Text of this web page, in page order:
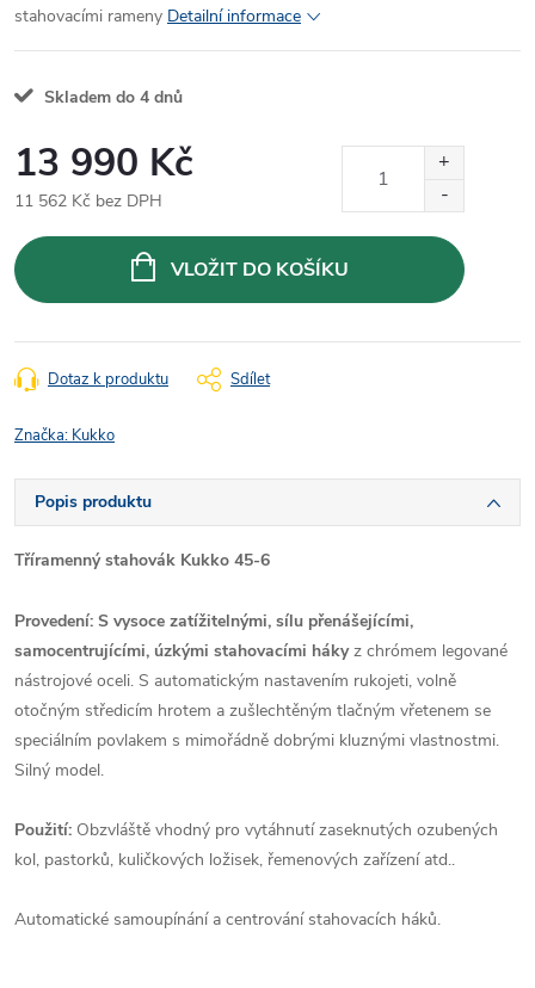
stahovacími rameny Detailní informace
Skladem do 4 dnů
13 990 Kč
11 562 Kč bez DPH
cena:
VLOŽIT DO KOŠÍKU
Dotaz k produktu Sdílet
Značka: Kukko
Popis produktu
Tříramenný stahovák Kukko 45-6
Provedení: S vysoce zatížitelnými, sílu přenášejícími,
samocentrujícími, úzkými stahovacími hákyz chrómem legované
nástrojové oceli. S automatickým nastavením rukojeti, volně
otočným středicím hrotem a zušlechtěným tlačným vřetenem se
speciálním povlakem s mimořádně dobrými kluznými vlastnostmi.
Silný model.
Použití: Obzvláště vhodný pro vytáhnutí zaseknutých ozubených
kol, pastorků, kuličkových ložisek, řemenových zařízení atd..
Automatické samoupínání a centrování stahovacích háků.